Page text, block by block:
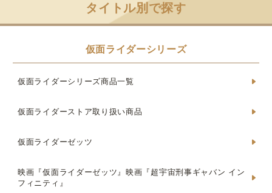
タイトル別で探す
仮面ライダーシリーズ
仮面ライダーシリーズ商品一覧
仮面ライダーストア取り扱い商品
仮面ライダーゼッツ
映画『仮面ライダーゼッツ』映画『超宇宙刑事ギャバン イン
フィニティ』